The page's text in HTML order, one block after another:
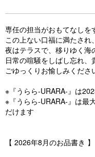
専任の担当がおもてなしを
この上ない口福に満たされ、
夜はテラスで、移りゆく海
日常の喧騒をしばし忘れ
ごゆっくりお愉しみくださ
※『うらら-URARA-』は
※『うらら-URARA-』は最
だけます
【 2026年8月のお品書き 】